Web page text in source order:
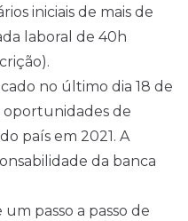
iniciais de mais de
laboral de 40h
no último dia 18 de
oportunidades de
país em 2021. A
da banca
passo a passo de